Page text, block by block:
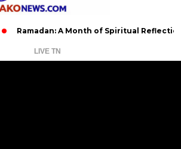
Ramadan: A Month of Spiritual Reflection,
LIVE TN